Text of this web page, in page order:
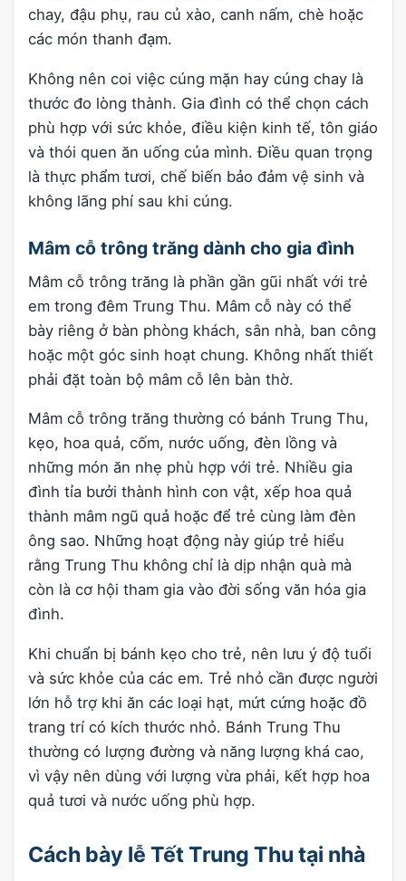
chay, đậu phụ, rau củ xào, canh nấm, chè hoặc
các món thanh đạm.
Không nên coi việc cúng mặn hay cúng chay là
thước đo lòng thành. Gia đình có thể chọn cách
phù hợp với sức khỏe, điều kiện kinh tế, tôn giáo
và thói quen ăn uống của mình. Điều quan trọng
là thực phẩm tươi, chế biến bảo đảm vệ sinh và
không lãng phí sau khi cúng.
Mâm cỗ trông trăng dành cho gia đình
Mâm cỗ trông trăng là phần gần gũi nhất với trẻ
em trong đêm Trung Thu. Mâm cỗ này có thể
bày riêng ở bàn phòng khách, sân nhà, ban công
hoặc một góc sinh hoạt chung. Không nhất thiết
phải đặt toàn bộ mâm cỗ lên bàn thờ.
Mâm cỗ trông trăng thường có bánh Trung Thu,
kẹo, hoa quả, cốm, nước uống, đèn lồng và
những món ăn nhẹ phù hợp với trẻ. Nhiều gia
đình tỉa bưởi thành hình con vật, xếp hoa quả
thành mâm ngũ quả hoặc để trẻ cùng làm đèn
ông sao. Những hoạt động này giúp trẻ hiểu
rằng Trung Thu không chỉ là dịp nhận quà mà
còn là cơ hội tham gia vào đời sống văn hóa gia
đình.
Khi chuẩn bị bánh kẹo cho trẻ, nên lưu ý độ tuổi
và sức khỏe của các em. Trẻ nhỏ cần được người
lớn hỗ trợ khi ăn các loại hạt, mứt cứng hoặc đồ
trang trí có kích thước nhỏ. Bánh Trung Thu
thường có lượng đường và năng lượng khá cao,
vì vậy nên dùng với lượng vừa phải, kết hợp hoa
quả tươi và nước uống phù hợp.
Cách bày lễ Tết Trung Thu tại nhà